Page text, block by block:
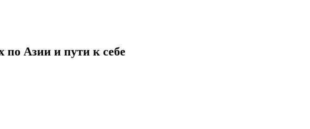
по Азии и пути к себе